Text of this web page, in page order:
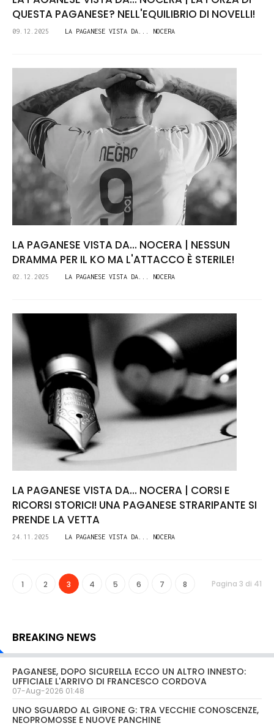
QUESTA PAGANESE? NELL'EQUILIBRIO DI NOVELLI!
09.12.2025 LA PAGANESE VISTA DA... NOCERA
LA PAGANESE VISTA DA... NOCERA | NESSUN
DRAMMA PER IL KO MA L'ATTACCO È STERILE!
02.12.2025 LA PAGANESE VISTA DA... NOCERA
LA PAGANESE VISTA DA... NOCERA | CORSI E
RICORSI STORICI! UNA PAGANESE STRARIPANTE SI
PRENDE LA VETTA
24.11.2025 LA PAGANESE VISTA DA... NOCERA
1 2 3 4 5 6 7 8 Pagina 3 di 41
BREAKING NEWS
PAGANESE, DOPO SICURELLA ECCO UN ALTRO INNESTO:
UFFICIALE L'ARRIVO DI FRANCESCO CORDOVA
07-Aug-2026 01:48
UNO SGUARDO AL GIRONE G: TRA VECCHIE CONOSCENZE,
NEOPROMOSSE E NUOVE PANCHINE